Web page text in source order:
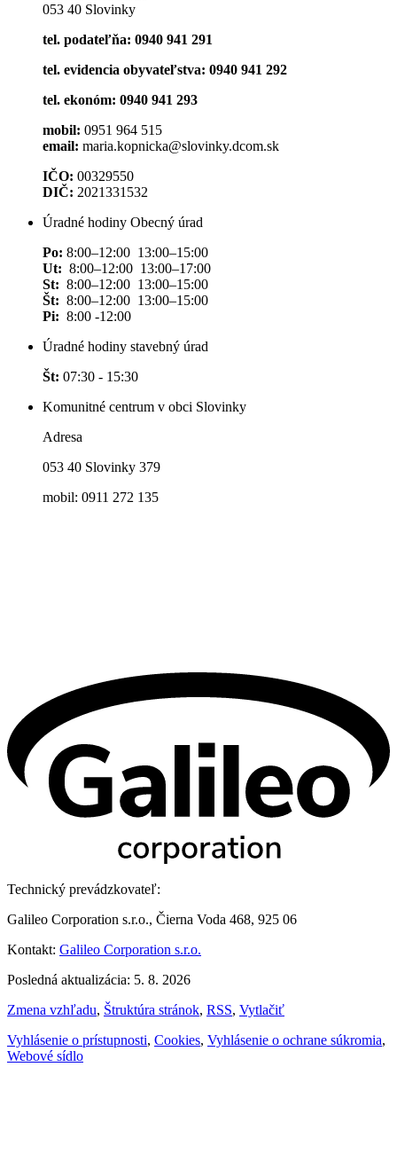
053 40 Slovinky
tel. podateľňa: 0940 941 291
tel. evidencia obyvateľstva: 0940 941 292
tel. ekonóm: 0940 941 293
mobil: 0951 964 515
email: maria.kopnicka@slovinky.dcom.sk
IČO: 00329550
DIČ: 2021331532
Úradné hodiny Obecný úrad
Po: 8:00–12:00 13:00–15:00
Ut: 8:00–12:00 13:00–17:00
St: 8:00–12:00 13:00–15:00
Št: 8:00–12:00 13:00–15:00
Pi: 8:00 -12:00
Úradné hodiny stavebný úrad
Št: 07:30 - 15:30
Komunitné centrum v obci Slovinky
Adresa
053 40 Slovinky 379
mobil: 0911 272 135
Technický prevádzkovateľ:
Galileo Corporation s.r.o., Čierna Voda 468, 925 06
Kontakt: Galileo Corporation s.r.o.
Posledná aktualizácia: 5. 8. 2026
Zmena vzhľadu, Štruktúra stránok, RSS, Vytlačiť
Vyhlásenie o prístupnosti, Cookies, Vyhlásenie o ochrane súkromia,
Webové sídlo